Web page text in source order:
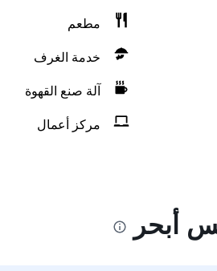
مطعم
خدمة الغرف
آلة صنع القهوة
مركز أعمال
أبحر